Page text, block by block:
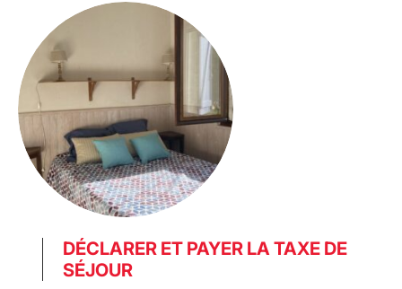
DÉCLARER ET PAYER LA TAXE DE
SÉJOUR